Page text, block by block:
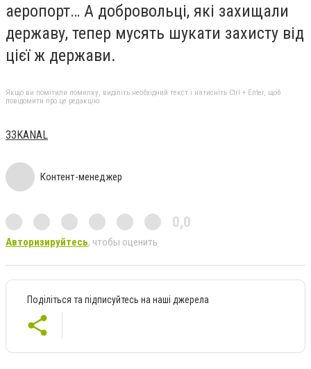
аеропорт… А добровольці, які захищали
державу, тепер мусять шукати захисту від
цієї ж держави.
Якщо ви помітили помилку, виділіть необхідний текст і натисніть Ctrl + Enter, щоб
повідомити про це редакцію
33KANAL
Контент-менеджер
0,0
Авторизируйтесь, чтобы оценить
Поділіться та підписуйтесь на наші джерела